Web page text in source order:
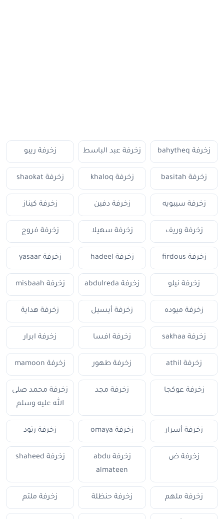
زخرفة bahytheq زخرفة عبد الباسط زخرفة ريبو
زخرفة basitah زخرفة khaloq زخرفة shaokat
زخرفة سيبويه زخرفة دفين زخرفة كيناز
زخرفة وريف زخرفة سهيلا زخرفة فروج
زخرفة firdous زخرفة hadeel زخرفة yasaar
زخرفة نيلو زخرفة abdulreda زخرفة misbaah
زخرفة ميوده زخرفة أيسيل زخرفة هداية
زخرفة sakhaa زخرفة افسا زخرفة ابرار
زخرفة athil زخرفة طهور زخرفة mamoon
زخرفة عوكجا زخرفة مجد
زخرفة محمد صلى
الله عليه وسلم
زخرفة أسرار زخرفة omaya زخرفة رثود
زخرفة ض
زخرفة abdu
almateen
زخرفة shaheed
زخرفة ملهم زخرفة حنظلة زخرفة ملتم